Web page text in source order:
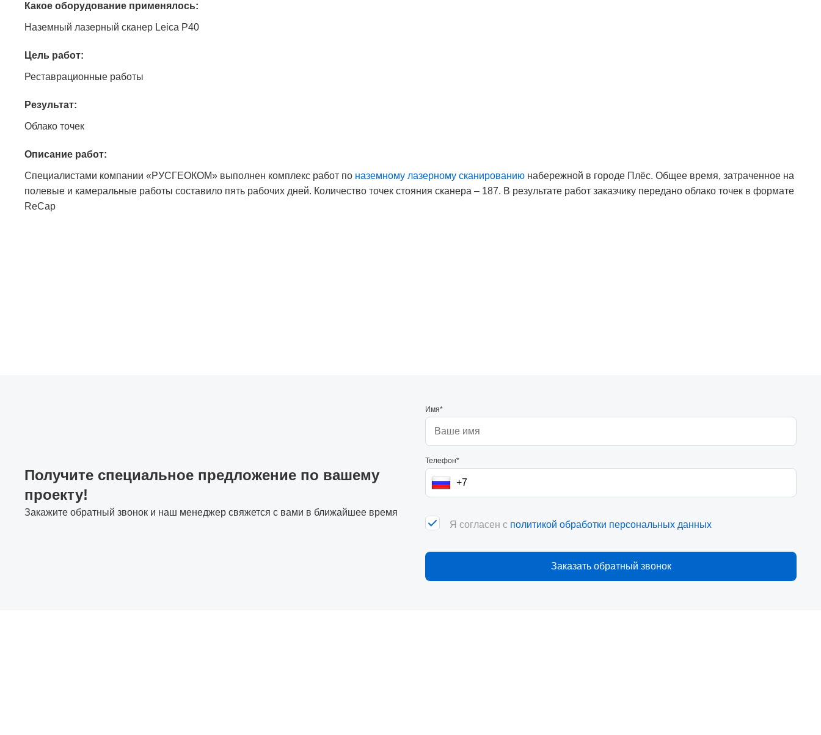
Какое оборудование применялось:
Наземный лазерный сканер Leica P40
Цель работ:
Реставрационные работы
Результат:
Облако точек
Описание работ:
Специалистами компании «РУСГЕОКОМ» выполнен комплекс работ по наземному лазерному сканированию набережной в городе Плёс. Общее время, затраченное на
полевые и камеральные работы составило пять рабочих дней. Количество точек стояния сканера – 187. В результате работ заказчику передано облако точек в формате
ReCap
Получите специальное предложение по вашему
проекту!
Закажите обратный звонок и наш менеджер свяжется с вами в ближайшее время
Имя*
Телефон*
Я согласен с политикой обработки персональных данных
Заказать обратный звонок